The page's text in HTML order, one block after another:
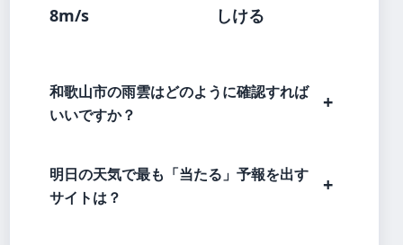
8m/s
しける
和歌山市の雨雲はどのように確認すれば
いいですか？
明日の天気で最も「当たる」予報を出す
サイトは？